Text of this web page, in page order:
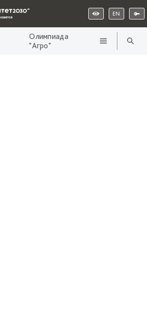
EN
Олимпиада
"Агро"